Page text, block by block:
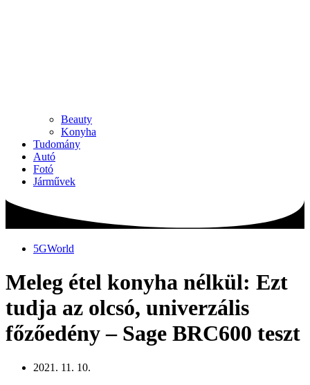
Beauty
Konyha
Tudomány
Autó
Fotó
Járművek
5GWorld
Meleg étel konyha nélkül: Ezt
tudja az olcsó, univerzális
főzőedény – Sage BRC600 teszt
2021. 11. 10.